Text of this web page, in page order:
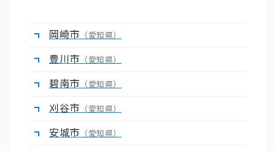
岡崎市 （愛知県）
豊川市 （愛知県）
碧南市 （愛知県）
刈谷市 （愛知県）
安城市 （愛知県）